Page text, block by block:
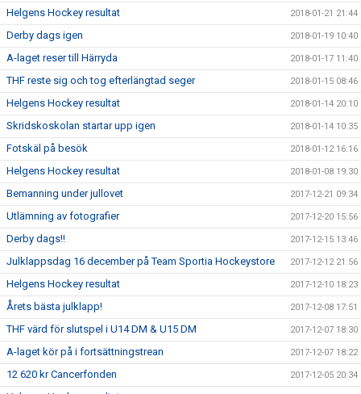
Helgens Hockey resultat 2018-01-21 21:44
Derby dags igen 2018-01-19 10:40
A-laget reser till Härryda 2018-01-17 11:40
THF reste sig och tog efterlängtad seger 2018-01-15 08:46
Helgens Hockey resultat 2018-01-14 20:10
Skridskoskolan startar upp igen 2018-01-14 10:35
Fotskäl på besök 2018-01-12 16:16
Helgens Hockey resultat 2018-01-08 19:30
Bemanning under jullovet 2017-12-21 09:34
Utlämning av fotografier 2017-12-20 15:56
Derby dags!! 2017-12-15 13:46
Julklappsdag 16 december på Team Sportia Hockeystore 2017-12-12 21:56
Helgens Hockey resultat 2017-12-10 18:23
Årets bästa julklapp! 2017-12-08 17:51
THF värd för slutspel i U14 DM & U15 DM 2017-12-07 18:30
A-laget kör på i fortsättningstrean 2017-12-07 18:22
12 620 kr Cancerfonden 2017-12-05 20:34